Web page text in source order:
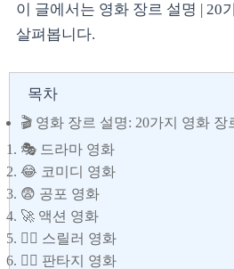
이 글에서는 영화 장르 설명 | 20
살펴봅니다.
목차
🎬 영화 장르 설명: 20가지 영화 장
🎭 드라마 영화
😂 코미디 영화
😨 공포 영화
🚀 액션 영화
🕵️‍♂️ 스릴러 영화
🧙‍♀️ 판타지 영화